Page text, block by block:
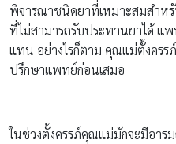
พิจารณาชนิดยาที่เหมาะสมสำห
ที่ไม่สามารถรับประทานยาได้ แ
แทน อย่างไรก็ตาม คุณแม่ตั้งครร
ปรึกษาแพทย์ก่อนเสมอ
ในช่วงตั้งครรภ์คุณแม่มักจะมีอา